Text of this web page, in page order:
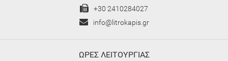
+30 2410284027
info@litrokapis.gr
ΩΡΕΣ ΛΕΙΤΟΥΡΓΙΑΣ